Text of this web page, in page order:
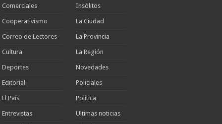
Comerciales
Cooperativismo
Correo de Lectores
Cultura
Deportes
Editorial
El País
Entrevistas
Insólitos
La Ciudad
La Provincia
La Región
Novedades
Policiales
Política
Ultimas noticias